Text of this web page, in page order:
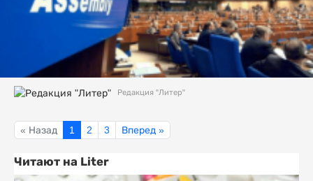
Редакция "Литер"
« Назад 1 2 3 Вперед »
Читают на Liter